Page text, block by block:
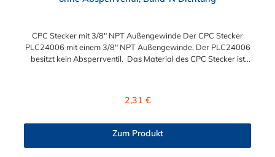
CPC Stecker mit 3/8" NPT Außengewinde Der CPC Stecker
PLC24006 mit einem 3/8" NPT Außengewinde. Der PLC24006
besitzt kein Absperrventil. Das Material des CPC Stecker ist
und LC- kombinieren. Die CPC-Serie bietet eine große Auswahl
anspruchsvollsten Anwendungen für Industrie, Biopharmazie,
Medizin und Verpackungsindustrie zu erfüllen. Die Colder
Products Company Serie ist ein leistungsstarkes,
Regulärer Preis:
2,31 €
Zum Produkt